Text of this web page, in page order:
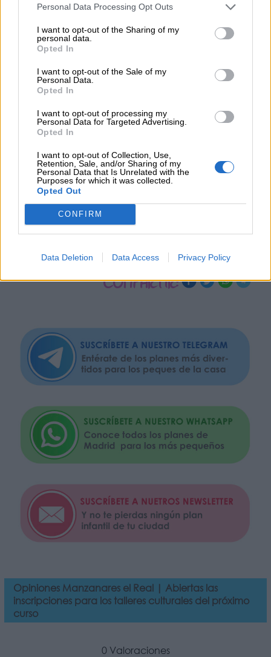
Personal Data Processing Opt Outs
I want to opt-out of the Sharing of my
personal data.
Opted In
I want to opt-out of the Sale of my
Personal Data.
Opted In
I want to opt-out of processing my
Personal Data for Targeted Advertising.
Opted In
I want to opt-out of Collection, Use,
Retention, Sale, and/or Sharing of my
Personal Data that Is Unrelated with the
Purposes for which it was collected.
Opted Out
CONFIRM
Data Deletion Data Access Privacy Policy
COMPARTIR:
Toda la información sobre la programación, normas
de funcionamiento y documentación necesaria
puede consultarse a través de los canales
municipales y en elEspacio Cultural Panaderos.
Opiniones Manzanares el Real | Abiertas las
inscripciones para los talleres culturales del próximo
curso
0 Valoraciones